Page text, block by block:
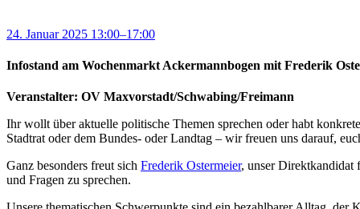
24. Januar 2025 13:00–17:00
Infostand am Wochenmarkt Ackermannbogen mit Frederik
Veranstalter: OV Maxvorstadt/Schwabing/Freimann
Ihr wollt über aktuelle politische Themen sprechen oder habt
Stadtrat oder dem Bundes- oder Landtag – wir freuen uns darauf,
Ganz besonders freut sich Frederik Ostermeier, unser Direktkandidat
und Fragen zu sprechen.